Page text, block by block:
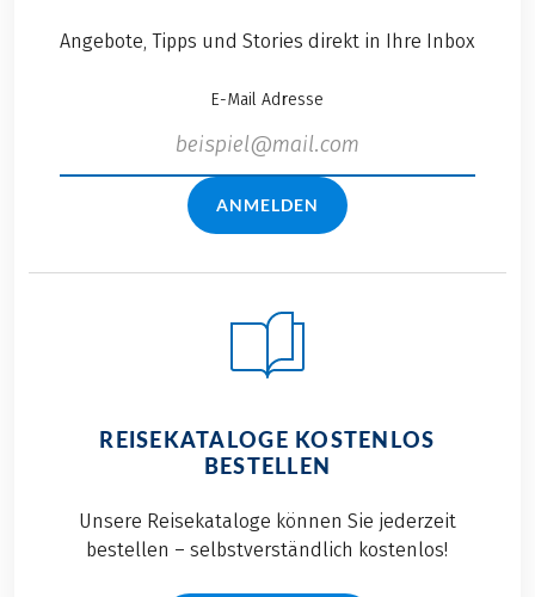
Angebote, Tipps und Stories direkt in Ihre Inbox
E-Mail Adresse
ANMELDEN
REISEKATALOGE KOSTENLOS
BESTELLEN
Unsere Reisekataloge können Sie jederzeit
bestellen – selbstverständlich kostenlos!